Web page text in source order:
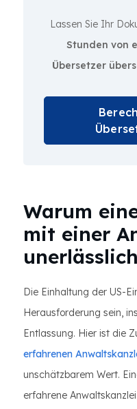
Lassen Sie Ihr
Stunden von
Übersetzer
Warum
mit einer
Die Einhaltung der US-
Herausforderung sein,
Entlassung. Hier ist die
erfahrenen
unschätzbarem Wert.
erfahrene